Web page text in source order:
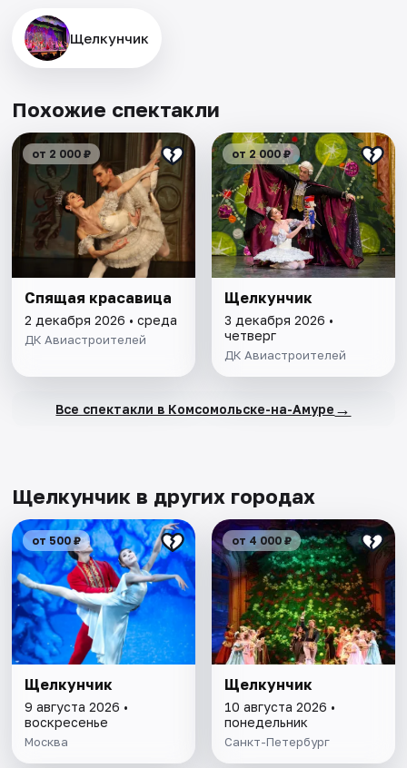
Щелкунчик
Похожие спектакли
от 2 000 ₽
Спящая красавица
2 декабря 2026 • среда
ДК Авиастроителей
от 2 000 ₽
Щелкунчик
3 декабря 2026 •
четверг
ДК Авиастроителей
Все спектакли в Комсомольске-на-Амуре →
Щелкунчик в других городах
от 500 ₽
Щелкунчик
9 августа 2026 •
воскресенье
Москва
от 4 000 ₽
Щелкунчик
10 августа 2026 •
понедельник
Санкт-Петербург